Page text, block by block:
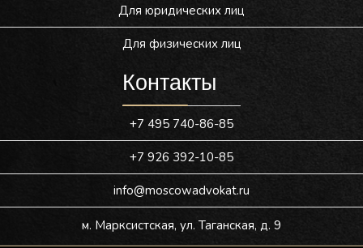
Для юридических лиц
Для физических лиц
Контакты
+7 495 740-86-85
+7 926 392-10-85
info@moscowadvokat.ru
м. Марксистская, ул. Таганская, д. 9